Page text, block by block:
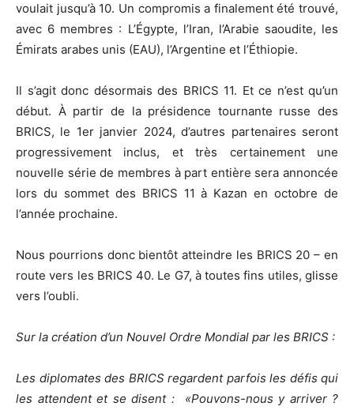
voulait jusqu’à 10. Un compromis a finalement été trouvé,
avec 6 membres : L’Égypte, l’Iran, l’Arabie saoudite, les
Émirats arabes unis (EAU), l’Argentine et l’Éthiopie.
Il s’agit donc désormais des BRICS 11. Et ce n’est qu’un
début. À partir de la présidence tournante russe des
BRICS, le 1er janvier 2024, d’autres partenaires seront
progressivement inclus, et très certainement une
nouvelle série de membres à part entière sera annoncée
lors du sommet des BRICS 11 à Kazan en octobre de
l’année prochaine.
Nous pourrions donc bientôt atteindre les BRICS 20 – en
route vers les BRICS 40. Le G7, à toutes fins utiles, glisse
vers l’oubli.
Sur la création d’un Nouvel Ordre Mondial par les BRICS :
Les diplomates des BRICS regardent parfois les défis qui
les attendent et se disent : «Pouvons-nous y arriver ?